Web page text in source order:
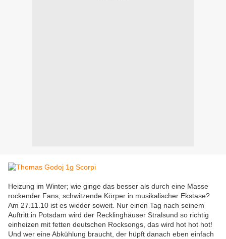
Heizung im Winter; wie ginge das besser als durch eine Masse
rockender Fans, schwitzende Körper in musikalischer Ekstase?
Am 27.11.10 ist es wieder soweit. Nur einen Tag nach seinem
Auftritt in Potsdam wird der Recklinghäuser Stralsund so richtig
einheizen mit fetten deutschen Rocksongs, das wird hot hot hot!
Und wer eine Abkühlung braucht, der hüpft danach eben einfach